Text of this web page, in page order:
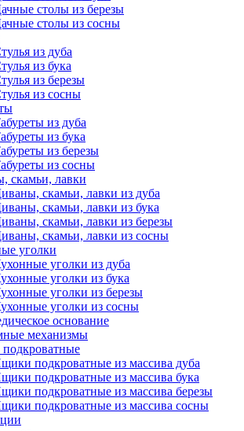
столы из березы
столы из сосны
из дуба
из бука
из березы
из сосны
из дуба
из бука
из березы
из сосны
скамьи, лавки
скамьи, лавки из дуба
скамьи, лавки из бука
скамьи, лавки из березы
скамьи, лавки из сосны
уголки
уголки из дуба
уголки из бука
уголки из березы
уголки из сосны
основание
механизмы
подкроватные из массива дуба
подкроватные из массива бука
подкроватные из массива березы
подкроватные из массива сосны